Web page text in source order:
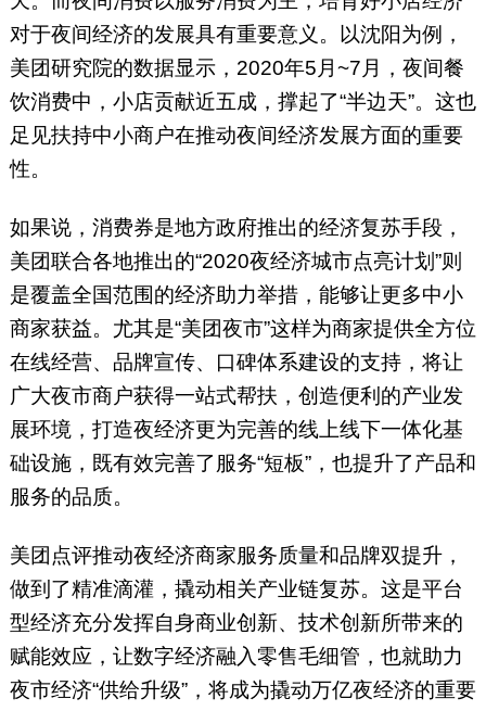
对于夜间经济的发展具有重要意义。以沈阳为例，
美团研究院的数据显示，2020年5月~7月，夜间餐
饮消费中，小店贡献近五成，撑起了“半边天”。这也
足见扶持中小商户在推动夜间经济发展方面的重要
性。
如果说，消费券是地方政府推出的经济复苏手段，
美团联合各地推出的“2020夜经济城市点亮计划”则
是覆盖全国范围的经济助力举措，能够让更多中小
商家获益。尤其是“美团夜市”这样为商家提供全方位
在线经营、品牌宣传、口碑体系建设的支持，将让
广大夜市商户获得一站式帮扶，创造便利的产业发
展环境，打造夜经济更为完善的线上线下一体化基
础设施，既有效完善了服务“短板”，也提升了产品和
服务的品质。
美团点评推动夜经济商家服务质量和品牌双提升，
做到了精准滴灌，撬动相关产业链复苏。这是平台
型经济充分发挥自身商业创新、技术创新所带来的
赋能效应，让数字经济融入零售毛细管，也就助力
夜市经济“供给升级”，将成为撬动万亿夜经济的重要